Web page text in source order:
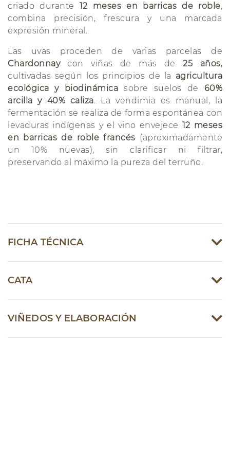
criado durante 12 meses en barricas de roble,
combina precisión, frescura y una marcada
expresión mineral.
Las uvas proceden de varias parcelas de
Chardonnaycon viñas de más de25 años,
cultivadas según los principios de la agricultura
ecológica y biodinámica sobre suelos de 60%
arcilla y 40% caliza . La vendimia es manual, la
fermentación se realiza de forma espontánea con
levaduras indígenas y el vino envejece 12 meses
en barricas de roble francés (aproximadamente
un 10% nuevas), sin clarificar ni filtrar,
preservando al máximo la pureza del terruño.
FICHA TÉCNICA
CATA
VIÑEDOS Y ELABORACIÓN